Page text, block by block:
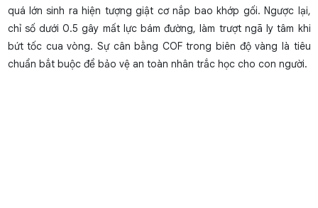
quá lớn sinh ra hiện tượng giật cơ nắp bao khớp gối. Ngược lại,
chỉ số dưới 0.5 gây mất lực bám đường, làm trượt ngã ly tâm khi
bứt tốc cua vòng. Sự cân bằng COF trong biên độ vàng là tiêu
chuẩn bắt buộc để bảo vệ an toàn nhân trắc học cho con người.